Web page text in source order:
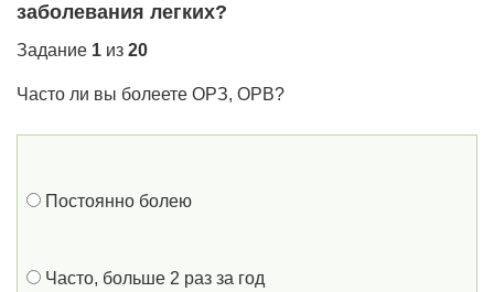
заболевания легких?
Задание 1 из 20
Часто ли вы болеете ОРЗ, ОРВ?
Постоянно болею
Часто, больше 2 раз за год